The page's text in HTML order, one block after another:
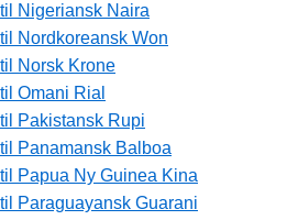
Nigeriansk Naira
Nordkoreansk Won
Norsk Krone
Omani Rial
Pakistansk Rupi
Panamansk Balboa
Papua Ny Guinea Kina
Paraguayansk Guarani